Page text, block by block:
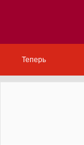
Теперь